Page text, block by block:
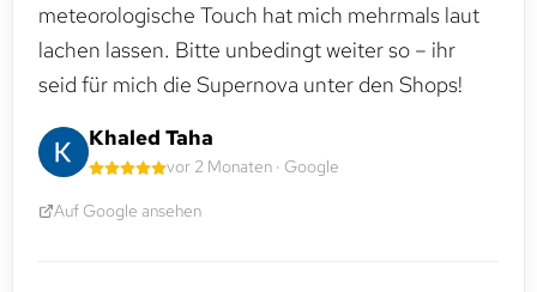
meteorologische Touch hat mich mehrmals laut
lachen lassen. Bitte unbedingt weiter so – ihr
seid für mich die Supernova unter den Shops!
Khaled Taha
vor 2 Monaten · Google
Auf Google ansehen